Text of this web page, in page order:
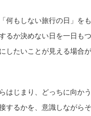
何もしない旅行の日」をも
るか決めない日を一日もつ
したいことが見える場合が
はじまり、どっちに向かう
するかを、意識しながらそ